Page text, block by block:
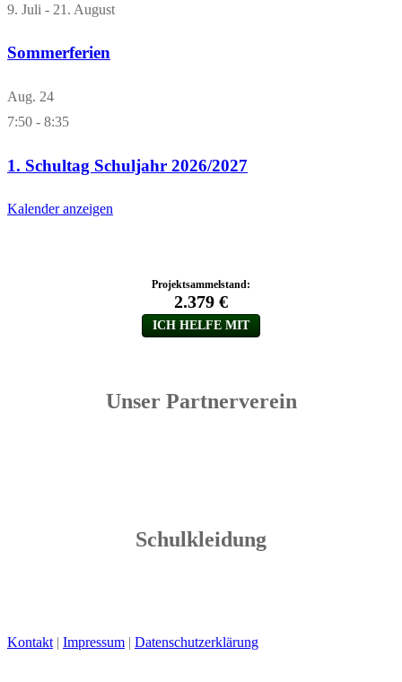
9. Juli - 21. August
Sommerferien
Aug. 24
7:50 - 8:35
1. Schultag Schuljahr 2026/2027
Kalender anzeigen
Unser Partnerverein
Schulkleidung
Kontakt | Impressum | Datenschutzerklärung